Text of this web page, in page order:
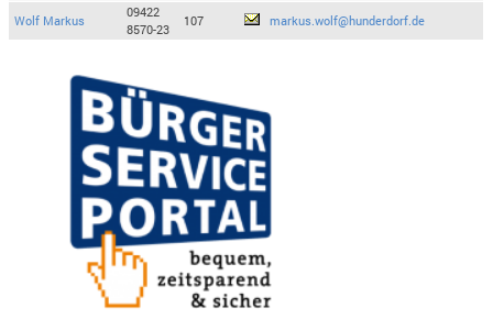
Wolf Markus
09422
8570-23
107 markus.wolf@hunderdorf.de